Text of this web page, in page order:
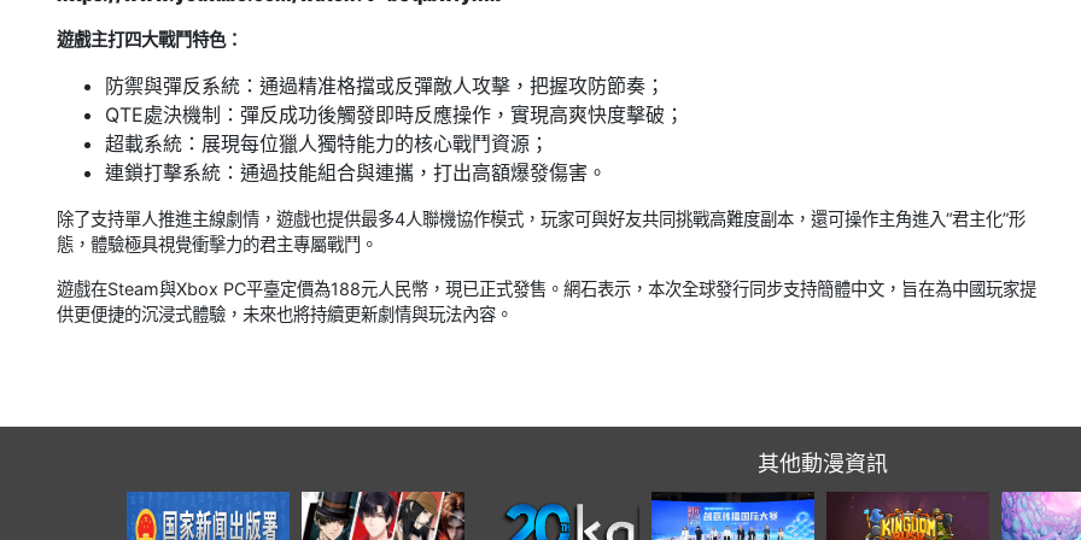
遊戲主打四大戰鬥特色：
防禦與彈反系統：通過精准格擋或反彈敵人攻擊，把握攻防節奏；
QTE處決機制：彈反成功後觸發即時反應操作，實現高爽快度擊破；
超載系統：展現每位獵人獨特能力的核心戰鬥資源；
連鎖打擊系統：通過技能組合與連攜，打出高額爆發傷害。
除了支持單人推進主線劇情，遊戲也提供最多4人聯機協作模式，玩家可與好友共同挑戰高難度副本，還可操作主角進入“君主化”形
態，體驗極具視覺衝擊力的君主專屬戰鬥。
遊戲在Steam與Xbox PC平臺定價為188元人民幣，現已正式發售。網石表示，本次全球發行同步支持簡體中文，旨在為中國玩家提
供更便捷的沉浸式體驗，未來也將持續更新劇情與玩法內容。
其他動漫資訊